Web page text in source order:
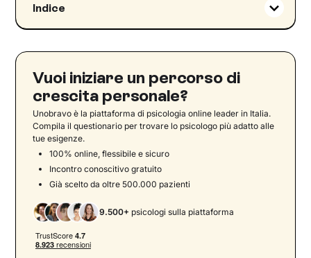
Indice
Cosa accade quando dobbiamo prendere una
Come facilitare la scelta: riconnettersi col
desiderio
Perché può essere così difficile decidere? Cause
psicologiche e culturali
Il sovraccarico decisionale: quando troppe
scelte possono bloccare l’azione
Strategie pratiche per affrontare la difficoltà
decisionale
Unobravo: un alleato per affrontare le tue scelte
Vuoi iniziare un percorso di
crescita personale?
Unobravo è la piattaforma di psicologia online leader in Italia.
Compila il questionario per trovare lo psicologo più adatto alle
tue esigenze.
100% online, flessibile e sicuro
Incontro conoscitivo gratuito
Già scelto da oltre 500.000 pazienti
9.500+ psicologi sulla piattaforma